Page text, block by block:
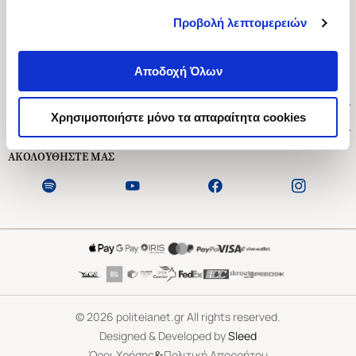
Προβολή λεπτομερειών
Αποδοχή Όλων
Χρησιμοποιήστε μόνο τα απαραίτητα cookies
Ασκληπιού 1-3, Αθήνα 106 79
Δευτέρα - Παρασκευή 09:00-21:00
Εξυπηρέτηση Πελατών
ΑΚΟΛΟΥΘΗΣΤΕ ΜΑΣ
©2026 politeianet.gr All rights reserved.
Designed & Developed bySleed